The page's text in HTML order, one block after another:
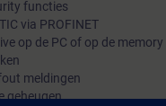
functies
via PROFINET
op de PC of op de memory
meldingen
geheugen